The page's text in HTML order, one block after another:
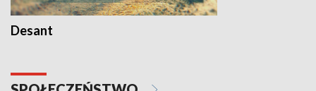
Desant